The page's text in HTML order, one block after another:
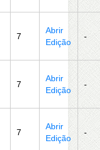
7
Abrir
Edição
-
7
Abrir
Edição
-
7
Abrir
Edição
-